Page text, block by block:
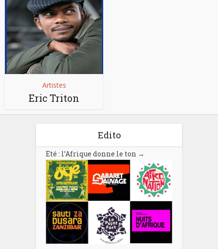
Artistes
Eric Triton
Edito
Eté : l’Afrique donne le ton →